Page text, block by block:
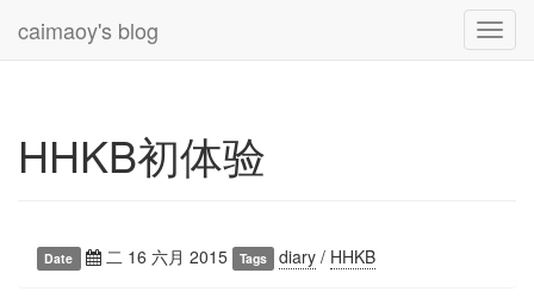
caimaoy's blog
HHKB初体验
Date 二 16 六月 2015 Tags diary / HHKB